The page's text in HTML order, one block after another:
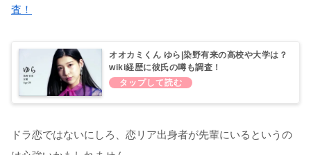
査！
オオカミくん ゆら|染野有来の高校や大学は？
wiki経歴に彼氏の噂も調査！
ドラ恋ではないにしろ、恋リア出身者が先輩にいるというの